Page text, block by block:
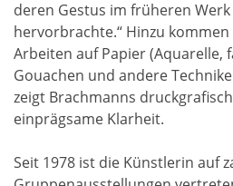
deren Gestus im früheren
hervorbrachte.“ Hinzu
Arbeiten auf Papier (Aquarelle,
Gouachen und andere
zeigt Brachmanns
einprägsame Klarheit.
Seit 1978 ist die Künstlerin auf